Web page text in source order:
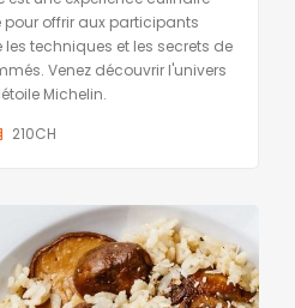
offrir aux participants
techniques et les secrets de
Venez découvrir l'univers
Michelin.
210CH